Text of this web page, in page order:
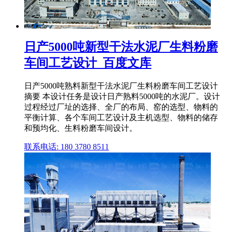
日产5000吨新型干法水泥厂生料粉磨
车间工艺设计_百度文库
日产5000吨熟料新型干法水泥厂生料粉磨车间工艺设计
摘要 本设计任务是设计日产熟料5000吨的水泥厂。设计
过程经过厂址的选择、全厂的布局、窑的选型、物料的
平衡计算、各个车间工艺设计及主机选型、物料的储存
和预均化、生料粉磨车间设计。
联系电话: 180 3780 8511